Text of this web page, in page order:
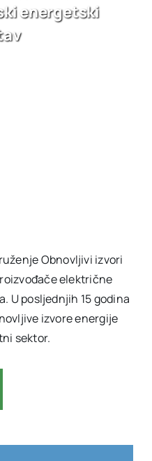
energetski
Obnovljivi izvori
električne
U posljednjih 15 godina
izvore energije
sektor.